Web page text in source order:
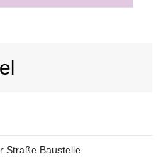
Straße Baustelle